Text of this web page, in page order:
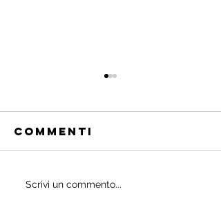
Quali
Commenti
Scrivi un commento...